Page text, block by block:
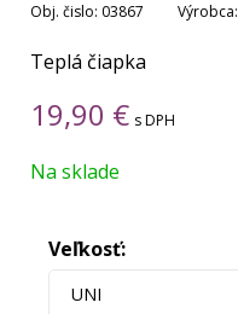
Obj. čislo: 03867 Výrobca:
Teplá čiapka
19,90 € s DPH
Na sklade
Veľkosť:
UNI